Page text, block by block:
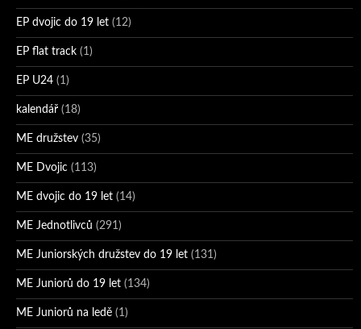
EP dvojic do 19 let (12)
EP flat track (1)
EP U24 (1)
kalendář (18)
ME družstev (35)
ME Dvojic (113)
ME dvojic do 19 let (14)
ME Jednotlivců (291)
ME Juniorských družstev do 19 let (131)
ME Juniorů do 19 let (134)
ME Juniorů na ledě (1)